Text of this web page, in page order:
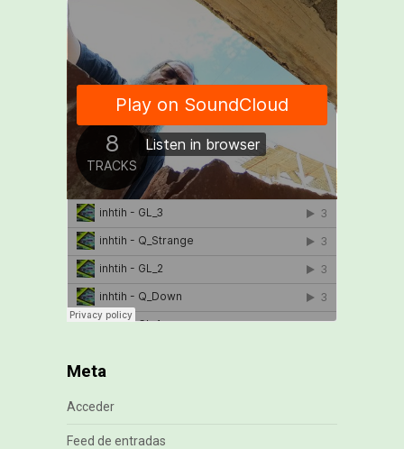
Meta
Acceder
Feed de entradas